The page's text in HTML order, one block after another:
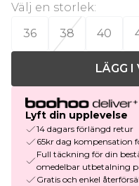
Välj en storlek:
36
38 40
LÄGG I
Lyft din upplevelse
14 dagars förlängd retur
65kr dag kompensation
Full täckning för din
omedelbar utbetalning
Gratis och enkel